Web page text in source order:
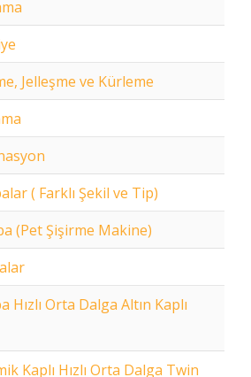
Jelleşme ve Kürleme
( Farklı Şekil ve Tip)
(Pet Şişirme Makine)
Orta Dalga Altın Kaplı
Kaplı Hızlı Orta Dalga Twin